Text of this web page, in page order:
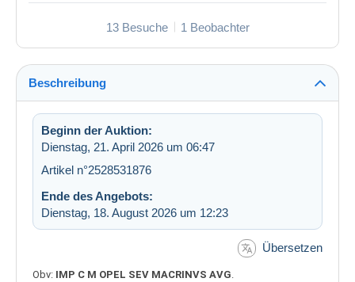
13 Besuche 1 Beobachter
Beschreibung
Beginn der Auktion:
Dienstag, 21. April 2026 um 06:47
Artikel n°2528531876
Ende des Angebots:
Dienstag, 18. August 2026 um 12:23
Übersetzen
Obv: IMP C M OPEL SEV MACRINVS AVG.